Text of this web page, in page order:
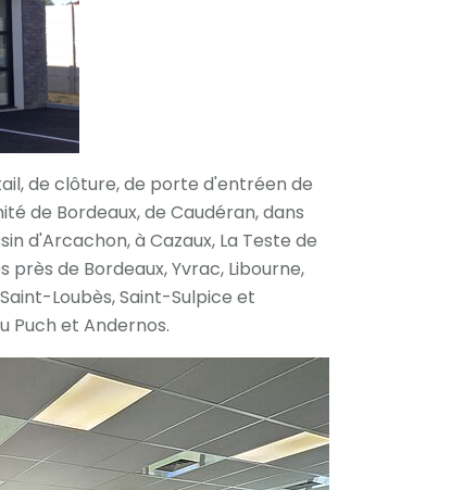
de clôture, de porte d'entréen de
de Bordeaux, de Caudéran, dans
d'Arcachon, à Cazaux, La Teste de
près de Bordeaux, Yvrac, Libourne,
Loubès, Saint-Sulpice et
Puch et Andernos.